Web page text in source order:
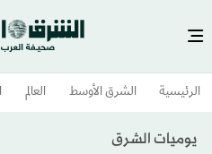
الرئيسية الشرق الأوسط​ العالم
يوميات الشرق